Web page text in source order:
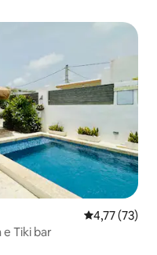
4,77 de uma
4,77 (73)
e Tiki bar